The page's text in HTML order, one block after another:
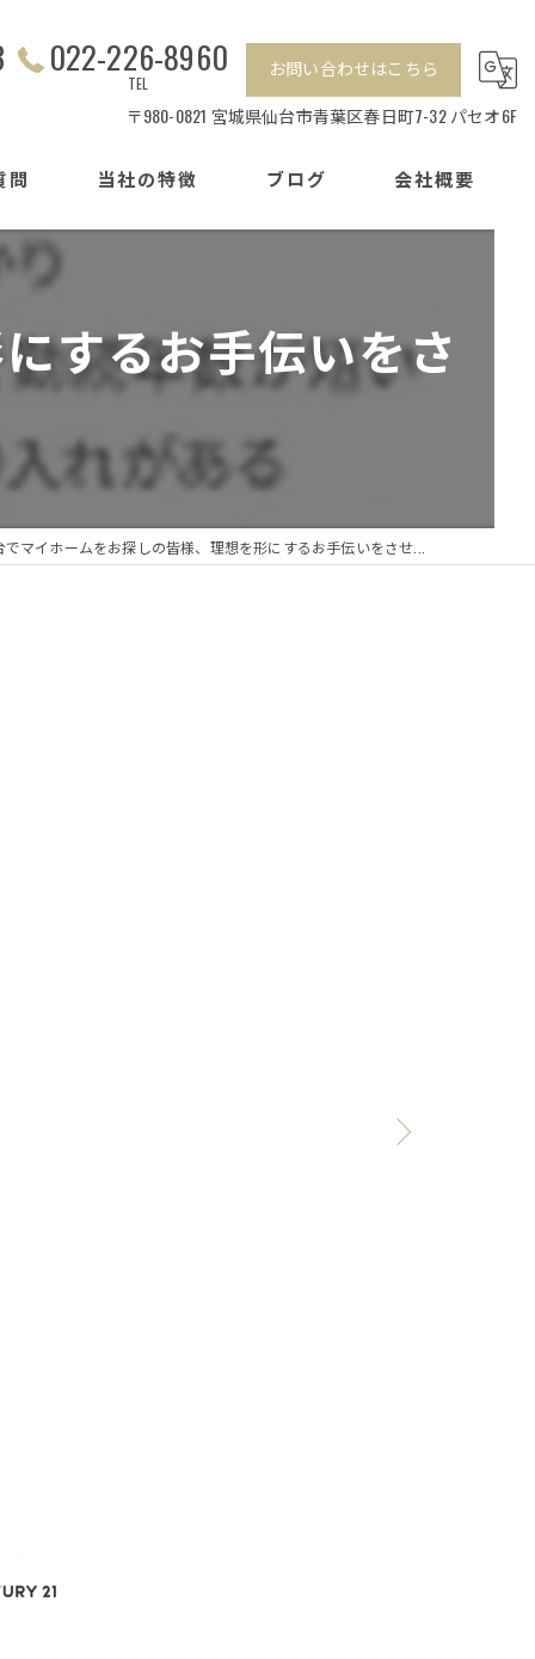
022-226-8960
TEL
お問い合わせはこちら
〒980-0821 宮城県仙台市青葉区春日町7-32 パセオ6F
問 当社の特徴
戸建て
ブログ 会社概要
するお手伝いをさ
でマイホームをお探しの皆様、理想を形にするお手伝いをさせ...